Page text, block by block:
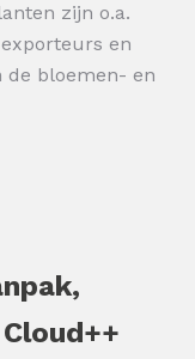
zijn o.a.
en
de bloemen- en